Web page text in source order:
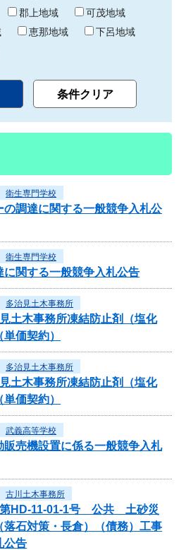
郡上地域
可茂地域
恵那地域
下呂地域
衛生専門学校
調達に関する一般競争入札公
衛生専門学校
関する一般競争入札公告
多治見土木事務所
土木事務所凍結防止剤（塩化
価契約）
多治見土木事務所
土木事務所凍結防止剤（塩化
価契約）
武義高等学校
売機設置に係る一般競争入札
古川土木事務所
第HD-11-01-1号 公共 土砂災
石対策・長倉）（債務）工事
公告